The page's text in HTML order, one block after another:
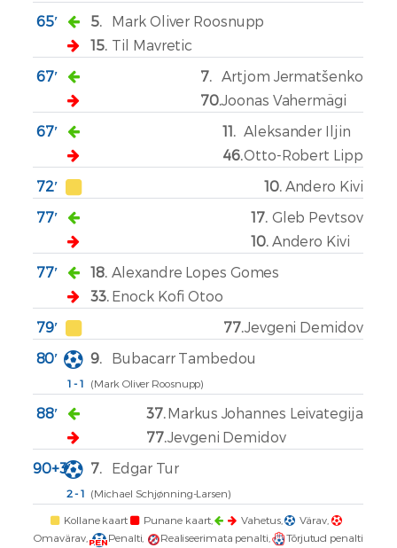
65′
5.
Mark Oliver Roosnupp
15. Til Mavretic
67′
7. Artjom Jermatšenko
70.Joonas Vahermägi
67′
11. Aleksander Iljin
46.Otto-Robert Lipp
72′
10. Andero Kivi
77′
17. Gleb Pevtsov
10. Andero Kivi
77′
18. Alexandre Lopes Gomes
33. Enock Kofi Otoo
79′
77.Jevgeni Demidov
80′
9. Bubacarr Tambedou
(Mark Oliver Roosnupp)
1 - 1
88′ 37.Markus Johannes Leivategija
77.Jevgeni Demidov
90+3′
7. Edgar Tur
(Michael Schjønning-Larsen)
2 - 1
Kollane kaart Punane kaart, Vahetus,
Värav,
Omavärav,PENPenalti, Realiseerimata penalti, Tõrjutud penalti